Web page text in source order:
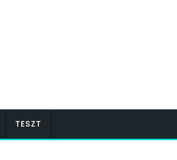
TESZT